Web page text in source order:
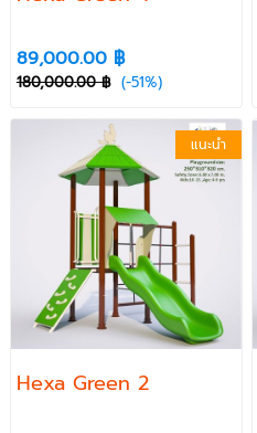
89,000.00 ฿
180,000.00 ฿ (-51%)
แนะนำ
Hexa Green 2